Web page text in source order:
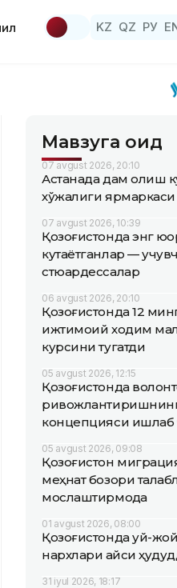
KZ QZ РУ
Мавзуга оид
07 avgust 2026, 20:10
Астанада дам олиш
хўжалиги ярмаркаси
07 avgust 2026, 10:39
Қозоғистонда энг
кутаётганлар —
стюардессалар
06 avgust 2026, 20:10
Қозоғистонда 12
ижтимоий ходим
курсини тугатди
05 avgust 2026, 12:15
Қозоғистонда
концепцияси ишлаб
05 avgust 2026, 09:08
Қозоғистон
меҳнат бозори
мослаштирмоқда
01 avgust 2026, 08:00
Қозоғистонда уй-
нархлари қайси
31 iyul 2026, 18:17